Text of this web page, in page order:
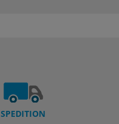
SPEDITION